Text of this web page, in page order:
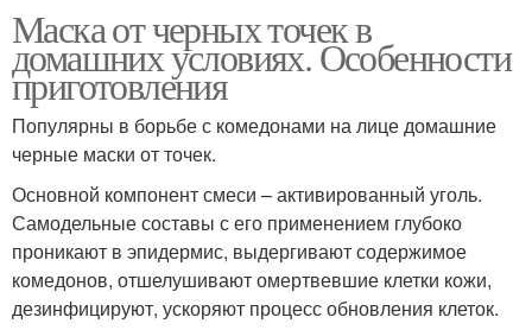
Маска от черных точек в
домашних условиях. Особенности
приготовления
Популярны в борьбе с комедонами на лице домашние
черные маски от точек.
Основной компонент смеси – активированный уголь.
Самодельные составы с его применением глубоко
проникают в эпидермис, выдергивают содержимое
комедонов, отшелушивают омертвевшие клетки кожи,
дезинфицируют, ускоряют процесс обновления клеток.